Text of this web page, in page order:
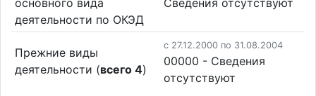
основного вида
деятельности по ОКЭД
Cведения отсутствуют
Прежние виды
деятельности (всего 4)
c 27.12.2000 по 31.08.2004
00000 - Cведения
отсутствуют